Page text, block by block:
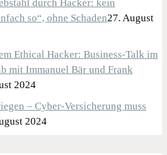
durch Hacker: kein
so“, ohne Schaden27. August
Ethical Hacker: Business-Talk im
mit Immanuel Bär und Frank
2024
– Cyber-Versicherung muss
2024